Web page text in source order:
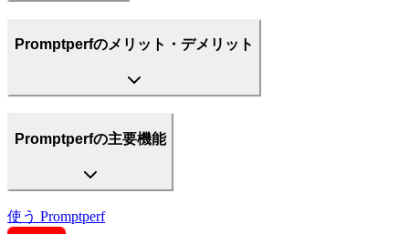
Promptperfのメリット・デメリット
Promptperfの主要機能
使う Promptperf